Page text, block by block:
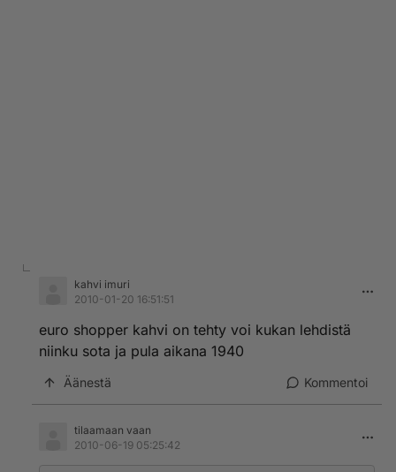
kahvi imuri
2010-01-20 16:51:51
euro shopper kahvi on tehty voi kukan lehdistä
niinku sota ja pula aikana 1940
Äänestä Kommentoi
tilaamaan vaan
2010-06-19 05:25:42